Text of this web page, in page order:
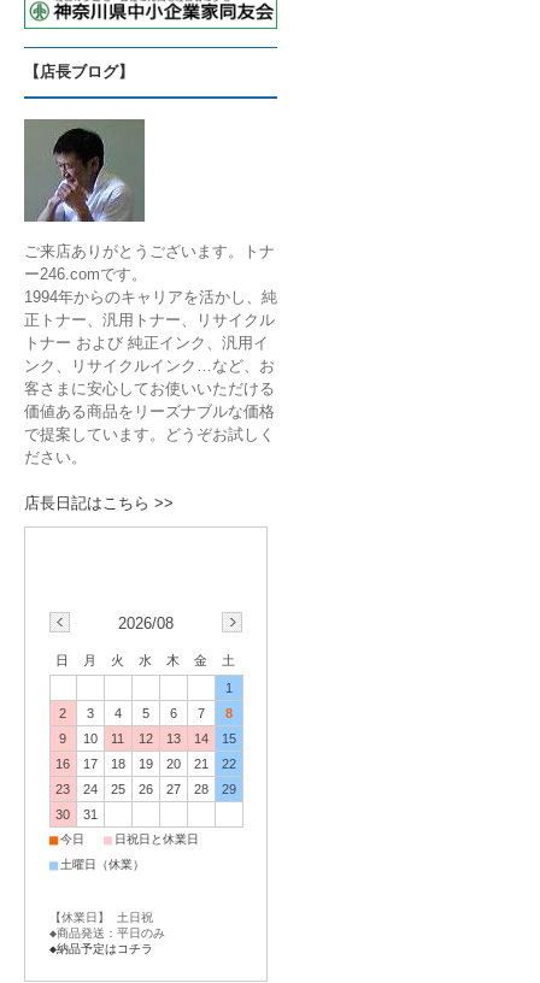
【店長ブログ】
ご来店ありがとうございます。トナ
ー246.comです。
1994年からのキャリアを活かし、純
正トナー、汎用トナー、リサイクル
トナー および 純正インク、汎用イ
ンク、リサイクルインク…など、お
客さまに安心してお使いいただける
価値ある商品をリーズナブルな価格
で提案しています。どうぞお試しく
ださい。
店長日記はこちら >>
2026/08
日 月 火 水 木 金
土
1
2
3 4 5 6 7
8
9
10 11 12 13 14
15
16
17 18 19 20 21
22
23
24 25 26 27 28
29
30
31
■今日 ■ 日祝日と休業日
■ 土曜日（休業）
【休業日】 土日祝
◆商品発送：平日のみ
◆納品予定はコチラ